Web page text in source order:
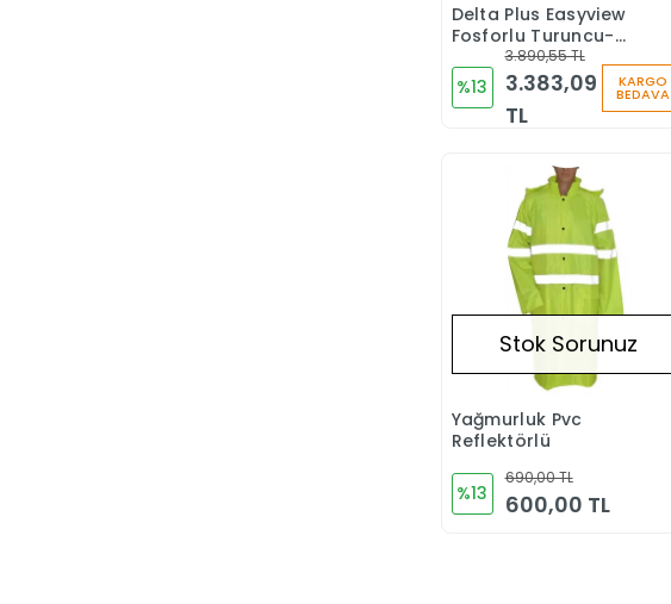
Stokta Yok
Delta Plus Easyview
Fosforlu Turuncu-
Lacivert Mont
%13
3.890,55 TL
3.383,09
TL
KARGO
BEDAVA
Stokta Yok
Stok Sorunuz
Yağmurluk Pvc
Reflektörlü
%13
690,00 TL
600,00 TL